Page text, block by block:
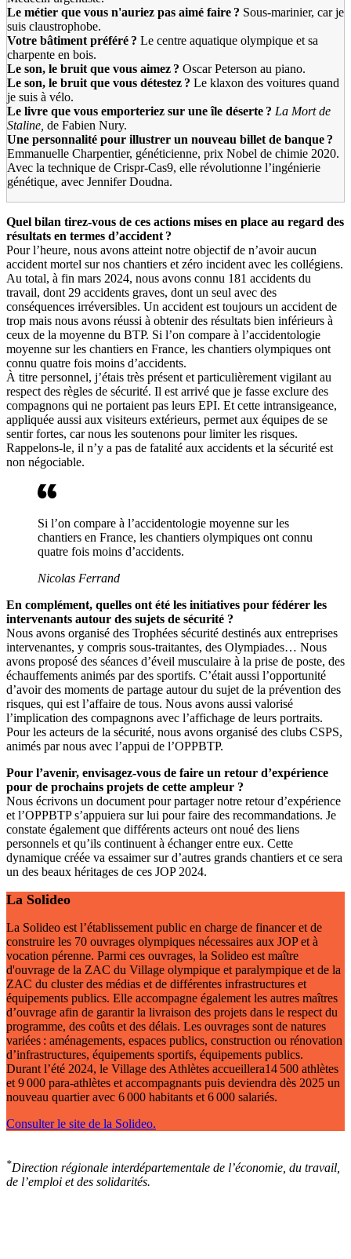
Le métier que vous n'auriez pas aimé faire ? Sous-marinier, car je
suis claustrophobe.
Votre bâtiment préféré ? Le centre aquatique olympique et sa
charpente en bois.
Le son, le bruit que vous aimez ? Oscar Peterson au piano.
Le son, le bruit que vous détestez ? Le klaxon des voitures quand
je suis à vélo.
Le livre que vous emporteriez sur une île déserte ? La Mort de
Staline, de Fabien Nury.
Une personnalité pour illustrer un nouveau billet de banque ?
Emmanuelle Charpentier, généticienne, prix Nobel de chimie 2020.
Avec la technique de Crispr-Cas9, elle révolutionne l’ingénierie
génétique, avec Jennifer Doudna.
Quel bilan tirez-vous de ces actions mises en place au regard des
résultats en termes d’accident ?
Pour l’heure, nous avons atteint notre objectif de n’avoir aucun
accident mortel sur nos chantiers et zéro incident avec les collégiens.
Au total, à fin mars 2024, nous avons connu 181 accidents du
travail, dont 29 accidents graves, dont un seul avec des
conséquences irréversibles. Un accident est toujours un accident de
trop mais nous avons réussi à obtenir des résultats bien inférieurs à
ceux de la moyenne du BTP. Si l’on compare à l’accidentologie
moyenne sur les chantiers en France, les chantiers olympiques ont
connu quatre fois moins d’accidents.
À titre personnel, j’étais très présent et particulièrement vigilant au
respect des règles de sécurité. Il est arrivé que je fasse exclure des
compagnons qui ne portaient pas leurs EPI. Et cette intransigeance,
appliquée aussi aux visiteurs extérieurs, permet aux équipes de se
sentir fortes, car nous les soutenons pour limiter les risques.
Rappelons-le, il n’y a pas de fatalité aux accidents et la sécurité est
non négociable.
Si l’on compare à l’accidentologie moyenne sur les
chantiers en France, les chantiers olympiques ont connu
quatre fois moins d’accidents.
Nicolas Ferrand
En complément, quelles ont été les initiatives pour fédérer les
intervenants autour des sujets de sécurité ?
Nous avons organisé des Trophées sécurité destinés aux entreprises
intervenantes, y compris sous-traitantes, des Olympiades… Nous
avons proposé des séances d’éveil musculaire à la prise de poste, des
échauffements animés par des sportifs. C’était aussi l’opportunité
d’avoir des moments de partage autour du sujet de la prévention des
risques, qui est l’affaire de tous. Nous avons aussi valorisé
l’implication des compagnons avec l’affichage de leurs portraits.
Pour les acteurs de la sécurité, nous avons organisé des clubs CSPS,
animés par nous avec l’appui de l’OPPBTP.
Pour l’avenir, envisagez-vous de faire un retour d’expérience
pour de prochains projets de cette ampleur ?
Nous écrivons un document pour partager notre retour d’expérience
et l’OPPBTP s’appuiera sur lui pour faire des recommandations. Je
constate également que différents acteurs ont noué des liens
personnels et qu’ils continuent à échanger entre eux. Cette
dynamique créée va essaimer sur d’autres grands chantiers et ce sera
un des beaux héritages de ces JOP 2024.
La Solideo
La Solideo est l’établissement public en charge de financer et de
construire les 70 ouvrages olympiques nécessaires aux JOP et à
vocation pérenne. Parmi ces ouvrages, la Solideo est maître
d'ouvrage de la ZAC du Village olympique et paralympique et de la
ZAC du cluster des médias et de différentes infrastructures et
équipements publics. Elle accompagne également les autres maîtres
d’ouvrage afin de garantir la livraison des projets dans le respect du
programme, des coûts et des délais. Les ouvrages sont de natures
variées : aménagements, espaces publics, construction ou rénovation
d’infrastructures, équipements sportifs, équipements publics.
Durant l’été 2024, le Village des Athlètes accueillera14 500 athlètes
et 9 000 para-athlètes et accompagnants puis deviendra dès 2025 un
nouveau quartier avec 6 000 habitants et 6 000 salariés.
Consulter le site de la Solideo.
*Direction régionale interdépartementale de l’économie, du travail,
de l’emploi et des solidarités.